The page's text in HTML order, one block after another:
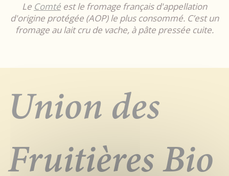
Le Comté est le fromage français d'appellation
d'origine protégée (AOP) le plus consommé. C’est un
fromage au lait cru de vache, à pâte pressée cuite.
Union des
Fruitières Bio